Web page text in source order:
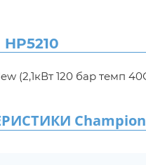
(2,1кВт 120 бар темп
Champion